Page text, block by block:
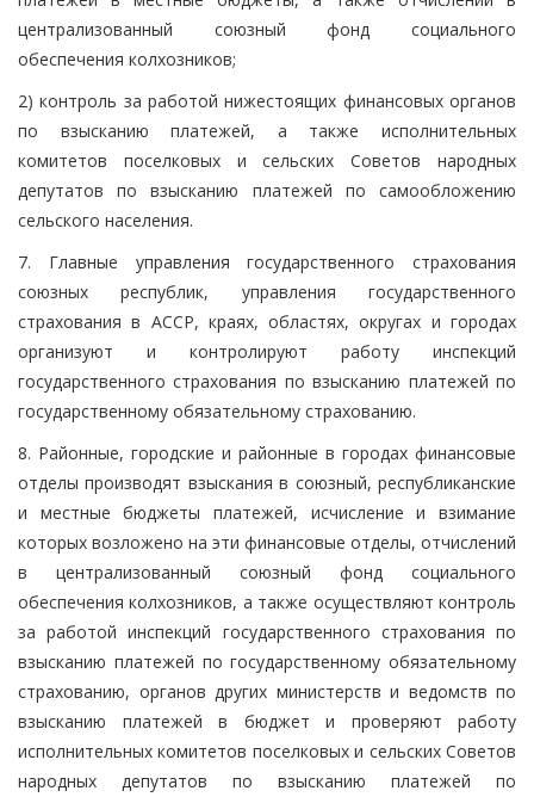
централизованный союзный фонд социального
обеспечения колхозников;
2) контроль за работой нижестоящих финансовых органов
по взысканию платежей, а также исполнительных
комитетов поселковых и сельских Советов народных
депутатов по взысканию платежей по самообложению
сельского населения.
7. Главные управления государственного страхования
союзных республик, управления государственного
страхования в АССР, краях, областях, округах и городах
организуют и контролируют работу инспекций
государственного страхования по взысканию платежей по
государственному обязательному страхованию.
8. Районные, городские и районные в городах финансовые
отделы производят взыскания в союзный, республиканские
и местные бюджеты платежей, исчисление и взимание
которых возложено на эти финансовые отделы, отчислений
в централизованный союзный фонд социального
обеспечения колхозников, а также осуществляют контроль
за работой инспекций государственного страхования по
взысканию платежей по государственному обязательному
страхованию, органов других министерств и ведомств по
взысканию платежей в бюджет и проверяют работу
исполнительных комитетов поселковых и сельских Советов
народных депутатов по взысканию платежей по